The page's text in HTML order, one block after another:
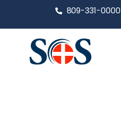
809-331-0000